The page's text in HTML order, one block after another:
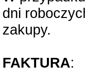
dni
zakupy.
FAKTURA: